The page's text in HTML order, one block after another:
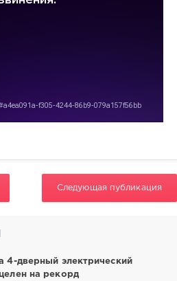
Следующая публикация
4-дверный электрический
на рекорд